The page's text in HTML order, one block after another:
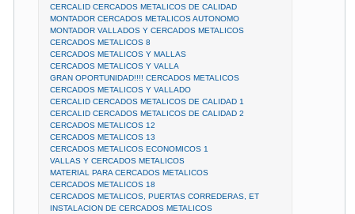
CERCALID CERCADOS METALICOS DE CALIDAD
MONTADOR CERCADOS METALICOS AUTONOMO
MONTADOR VALLADOS Y CERCADOS METALICOS
CERCADOS METALICOS 8
CERCADOS METALICOS Y MALLAS
CERCADOS METALICOS Y VALLA
GRAN OPORTUNIDAD!!!! CERCADOS METALICOS
CERCADOS METALICOS Y VALLADO
CERCALID CERCADOS METALICOS DE CALIDAD 1
CERCALID CERCADOS METALICOS DE CALIDAD 2
CERCADOS METALICOS 12
CERCADOS METALICOS 13
CERCADOS METALICOS ECONOMICOS 1
VALLAS Y CERCADOS METALICOS
MATERIAL PARA CERCADOS METALICOS
CERCADOS METALICOS 18
CERCADOS METALICOS, PUERTAS CORREDERAS, ET
INSTALACION DE CERCADOS METALICOS